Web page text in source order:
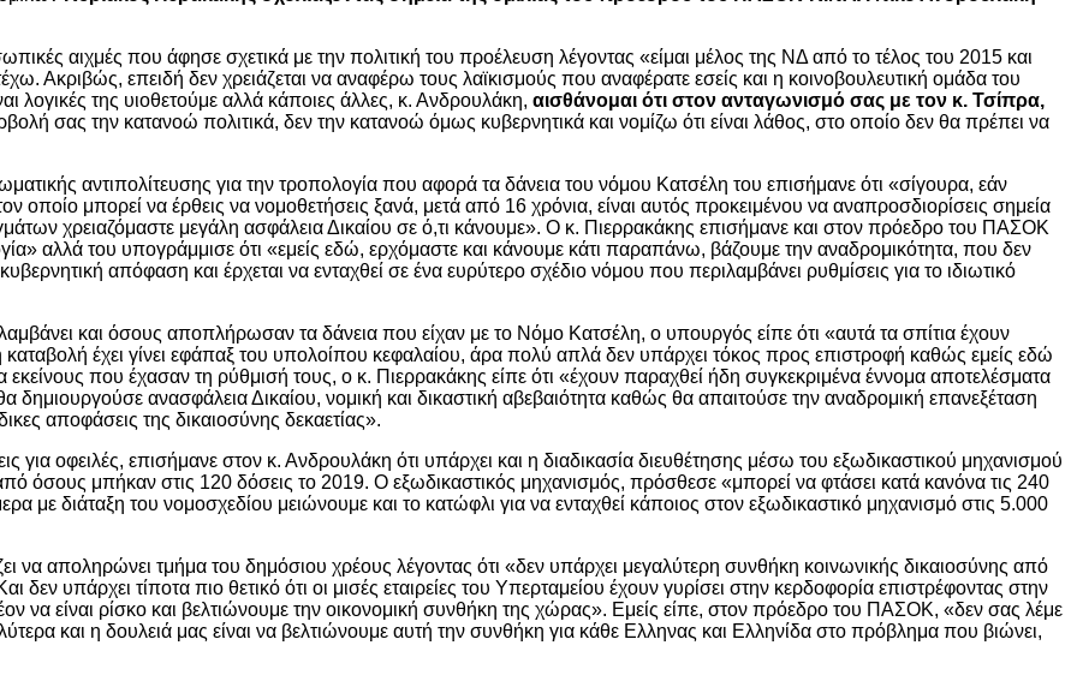
αιχμές που άφησε σχετικά με την πολιτική του προέλευση λέγοντας «είμαι μέλος της ΝΔ από το τέλος του 2015 και
Ακριβώς, επειδή δεν χρειάζεται να αναφέρω τους λαϊκισμούς που αναφέρατε εσείς και η κοινοβουλευτική ομάδα του
λογικές της υιοθετούμε αλλά κάποιες άλλες, κ. Ανδρουλάκη, αισθάνομαι ότι στον ανταγωνισμό σας με τον κ. Τσίπρα,
σας την κατανοώ πολιτικά, δεν την κατανοώ όμως κυβερνητικά και νομίζω ότι είναι λάθος, στο οποίο δεν θα πρέπει να
αντιπολίτευσης για την τροπολογία που αφορά τα δάνεια του νόμου Κατσέλη του επισήμανε ότι «σίγουρα, εάν
οποίο μπορεί να έρθεις να νομοθετήσεις ξανά, μετά από 16 χρόνια, είναι αυτός προκειμένου να αναπροσδιορίσεις σημεία
χρειαζόμαστε μεγάλη ασφάλεια Δικαίου σε ό,τι κάνουμε». Ο κ. Πιερρακάκης επισήμανε και στον πρόεδρο του ΠΑΣΟΚ
αλλά του υπογράμμισε ότι «εμείς εδώ, ερχόμαστε και κάνουμε κάτι παραπάνω, βάζουμε την αναδρομικότητα, που δεν
απόφαση και έρχεται να ενταχθεί σε ένα ευρύτερο σχέδιο νόμου που περιλαμβάνει ρυθμίσεις για το ιδιωτικό
και όσους αποπλήρωσαν τα δάνεια που είχαν με το Νόμο Κατσέλη, ο υπουργός είπε ότι «αυτά τα σπίτια έχουν
έχει γίνει εφάπαξ του υπολοίπου κεφαλαίου, άρα πολύ απλά δεν υπάρχει τόκος προς επιστροφή καθώς εμείς εδώ
που έχασαν τη ρύθμισή τους, ο κ. Πιερρακάκης είπε ότι «έχουν παραχθεί ήδη συγκεκριμένα έννομα αποτελέσματα
δημιουργούσε ανασφάλεια Δικαίου, νομική και δικαστική αβεβαιότητα καθώς θα απαιτούσε την αναδρομική επανεξέταση
αποφάσεις της δικαιοσύνης δεκαετίας».
οφειλές, επισήμανε στον κ. Ανδρουλάκη ότι υπάρχει και η διαδικασία διευθέτησης μέσω του εξωδικαστικού μηχανισμού
μπήκαν στις 120 δόσεις το 2019. Ο εξωδικαστικός μηχανισμός, πρόσθεσε «μπορεί να φτάσει κατά κανόνα τις 240
με διάταξη του νομοσχεδίου μειώνουμε και το κατώφλι για να ενταχθεί κάποιος στον εξωδικαστικό μηχανισμό στις 5.000
να αποληρώνει τμήμα του δημόσιου χρέους λέγοντας ότι «δεν υπάρχει μεγαλύτερη συνθήκη κοινωνικής δικαιοσύνης από
υπάρχει τίποτα πιο θετικό ότι οι μισές εταιρείες του Υπερταμείου έχουν γυρίσει στην κερδοφορία επιστρέφοντας στην
να είναι ρίσκο και βελτιώνουμε την οικονομική συνθήκη της χώρας». Εμείς είπε, στον πρόεδρο του ΠΑΣΟΚ, «δεν σας λέμε
και η δουλειά μας είναι να βελτιώνουμε αυτή την συνθήκη για κάθε Ελληνας και Ελληνίδα στο πρόβλημα που βιώνει,